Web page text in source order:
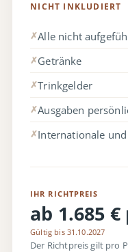
NICHT INKLUDIERT
✗Alle nicht
✗Getränke
✗Trinkgelder
✗Ausgaben
✗Internationale
IHR RICHTPREIS
ab 1.685 €
Gültig bis 31.10.2027
Der Richtpreis gilt pro